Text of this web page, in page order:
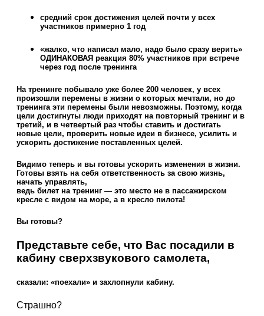
средний срок достижения целей почти у всех
участников примерно 1 год
«жалко, что написал мало, надо было сразу верить»
ОДИНАКОВАЯ реакция 80% участников при встрече
через год после тренинга
На тренинге побывало уже более 200 человек, у всех
произошли перемены в жизни о которых мечтали, но до
тренинга эти перемены были невозможны. Поэтому, когда
цели достигнуты люди приходят на повторный тренинг и в
третий, и в четвертый раз чтобы ставить и достигать
новые цели, проверить новые идеи в бизнесе, усилить и
ускорить достижение поставленных целей.
Видимо теперь и вы готовы ускорить изменения в жизни.
Готовы взять на себя ответственность за свою жизнь,
начать управлять,
ведь билет на тренинг — это место не в пассажирском
кресле с видом на море, а в кресло пилота!
Вы готовы?
Представьте себе, что Вас посадили в
кабину сверхзвукового самолета,
сказали: «поехали» и захлопнули кабину.
Страшно?